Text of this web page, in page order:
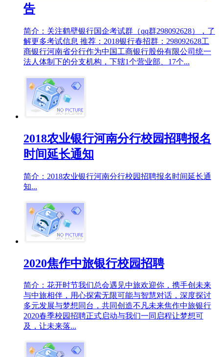
告
简介：关注鹤壁银行国企考试群（qq群298092628），了
解更多考试信息 推荐：2018银行春招群：298092628工
商银行河南省分行作为中国工商银行股份有限公司统一
法人体制下的分支机构，下辖1个营业部、17个...
2018农业银行河南分行校园招聘报名
时间延长通知
简介：2018农业银行河南分行校园招聘报名时间延长通
知...
2020焦作中旅银行校园招聘
简介：花开时节我们总会遇见中旅欢迎你，携手创未来
与中旅相伴，用心探索无限可能与智慧对话，深度探讨
多元发展与梦想同台，共同创造不凡未来焦作中旅银行
2020春季校园招聘正式启动与我们一同启程让梦想可
及，让未来落...